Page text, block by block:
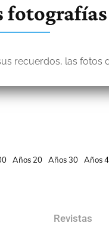
fotografías
recuerdos, las fotos
Años 20 Años 30 Años
Revistas